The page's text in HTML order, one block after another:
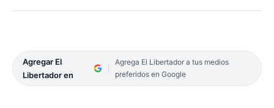
Agregar El
Libertador en
Agrega El Libertador a tus medios
preferidos en Google